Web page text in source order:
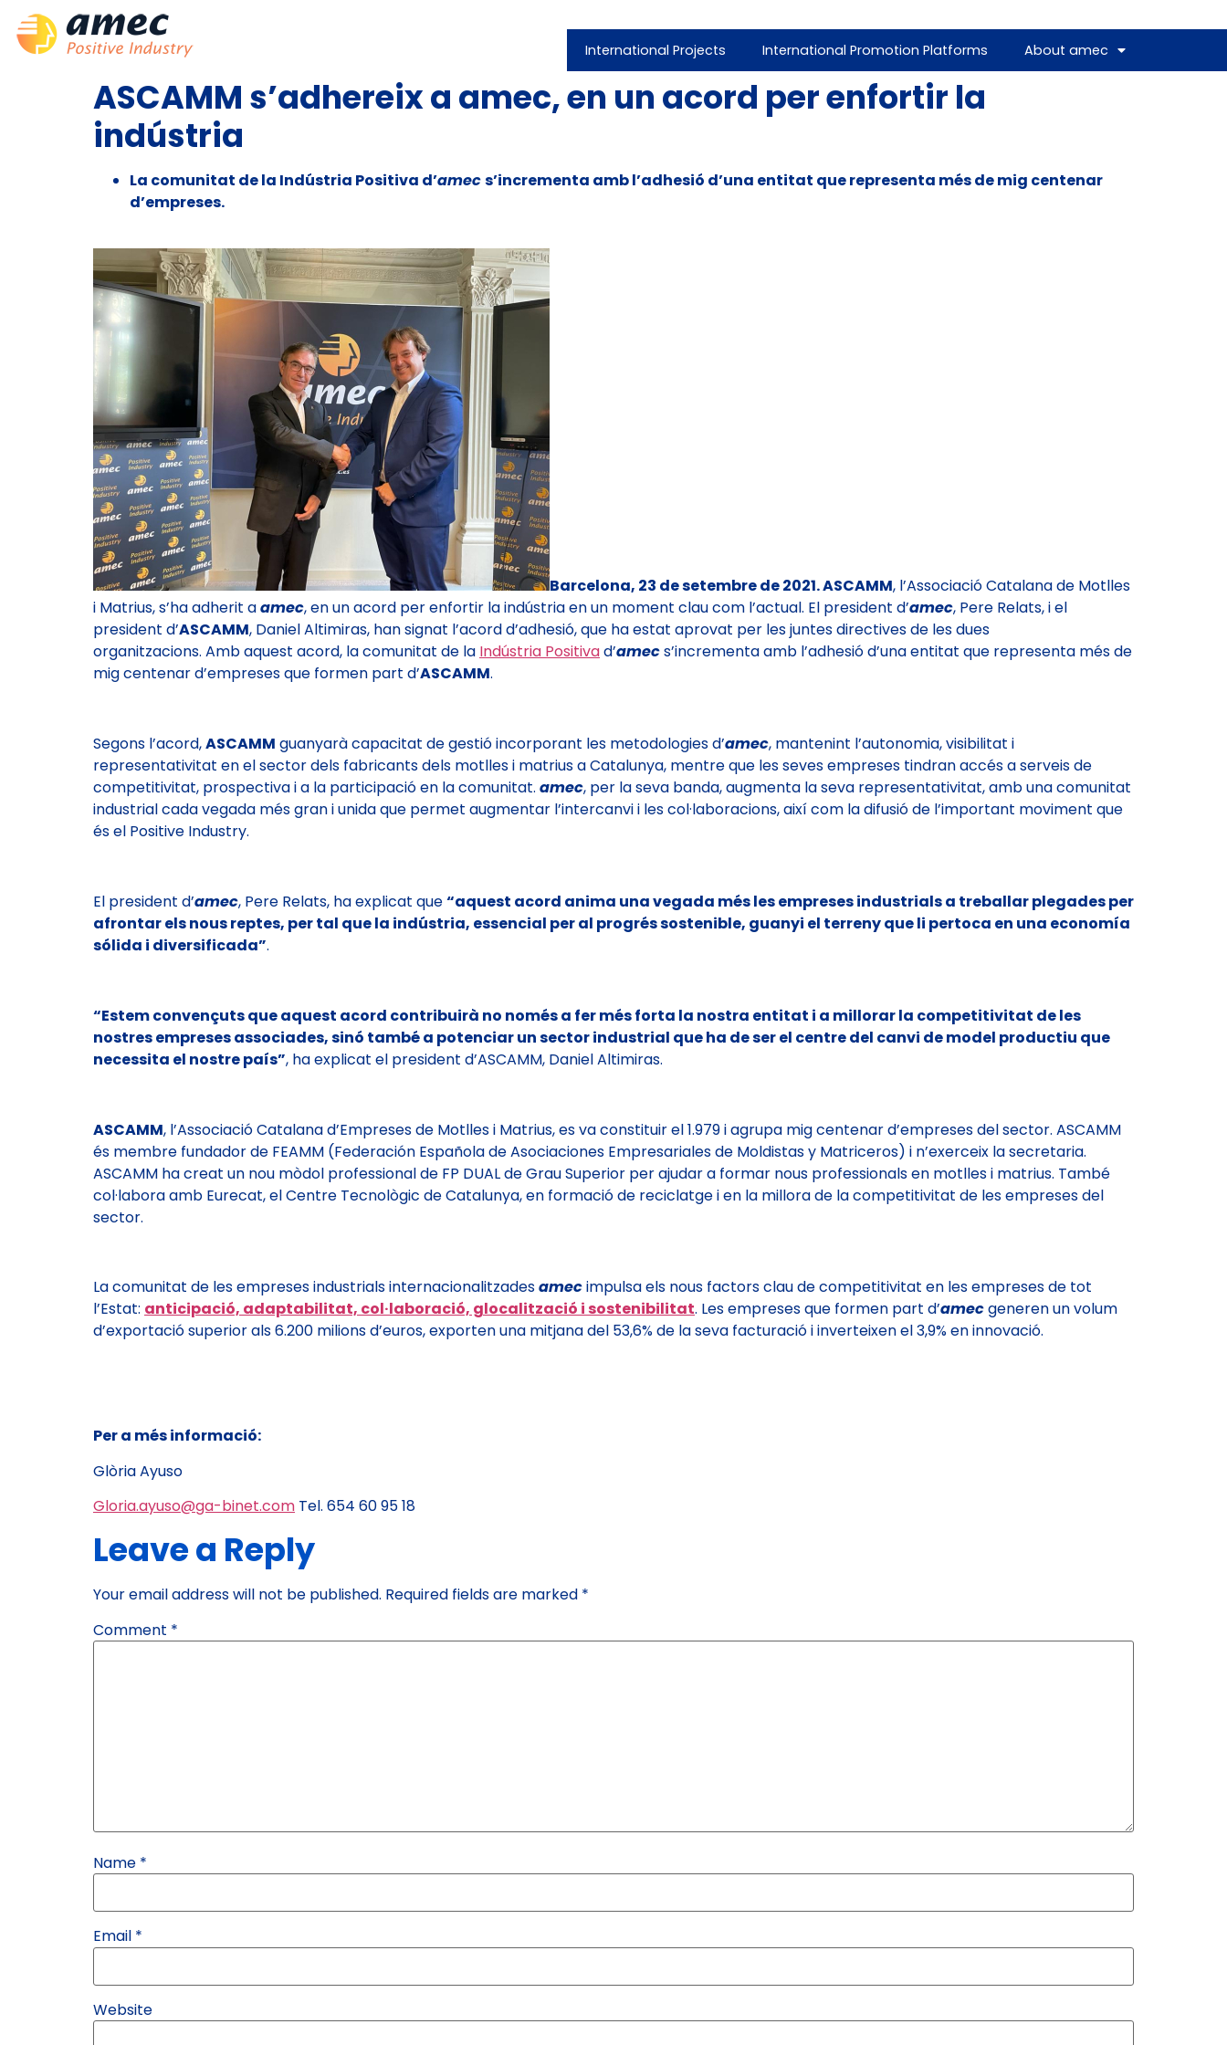
International Projects International Promotion Platforms About amec
ASCAMM s’adhereix a amec, en un acord per enfortir la
indústria
La comunitat de la Indústria Positiva d’amecs’incrementa amb l’adhesió d’una entitat que representa més de mig centenar
d’empreses.
Barcelona, 23 de setembre de 2021.ASCAMM, l’Associació Catalana de Motlles
i Matrius, s’ha adherit aamec, en un acord per enfortir la indústria en un moment clau com l’actual. El president d’amec, Pere Relats, i el
president d’ASCAMM, Daniel Altimiras, han signat l’acord d’adhesió, que ha estat aprovat per les juntes directives de les dues
organitzacions. Amb aquest acord, la comunitat de la Indústria Positivad’amecs’incrementa amb l’adhesió d’una entitat que representa més de
mig centenar d’empreses que formen part d’ASCAMM.
Segons l’acord,ASCAMM guanyarà capacitat de gestió incorporant les metodologies d’amec, mantenint l’autonomia, visibilitat i
representativitat en el sector dels fabricants dels motlles i matrius a Catalunya, mentre que les seves empreses tindran accés a serveis de
competitivitat, prospectiva i a la participació en la comunitat. amec, per la seva banda, augmenta la seva representativitat, amb una comunitat
industrial cada vegada més gran i unida que permet augmentar l’intercanvi i les col·laboracions, així com la difusió de l’important moviment que
és el Positive Industry.
El president d’amec, Pere Relats, ha explicat que“aquest acord anima una vegada més les empreses industrials a treballar plegades per
afrontar els nous reptes, per tal que la indústria, essencial per al progrés sostenible, guanyi el terreny que li pertoca en una economía
sólida i diversificada”.
“Estem convençuts que aquest acord contribuirà no només a fer més forta la nostra entitat i a millorar la competitivitat de les
nostres empreses associades, sinó també a potenciar un sector industrial que ha de ser el centre del canvi de model productiu que
necessita el nostre país”, ha explicat el president d’ASCAMM, Daniel Altimiras.
ASCAMM, l’Associació Catalana d’Empreses de Motlles i Matrius, es va constituir el 1.979 i agrupa mig centenar d’empreses del sector. ASCAMM
és membre fundador de FEAMM (Federación Española de Asociaciones Empresariales de Moldistas y Matriceros) i n’exerceix la secretaria.
ASCAMM ha creat un nou mòdol professional de FP DUAL de Grau Superior per ajudar a formar nous professionals en motlles i matrius. També
col·labora amb Eurecat, el Centre Tecnològic de Catalunya, en formació de reciclatge i en la millora de la competitivitat de les empreses del
sector.
La comunitat de les empreses industrials internacionalitzadesamecimpulsa els nous factors clau de competitivitat en les empreses de tot
l’Estat: anticipació, adaptabilitat, col·laboració, glocalització i sostenibilitat. Les empreses que formen part d’amecgeneren un volum
d’exportació superior als 6.200 milions d’euros, exporten una mitjana del 53,6% de la seva facturació i inverteixen el 3,9% en innovació.
Per a més informació:
Glòria Ayuso
Gloria.ayuso@ga-binet.com Tel. 654 60 95 18
Leave a Reply
Your email address will not be published. Required fields are marked *
Comment *
Name *
Email *
Website